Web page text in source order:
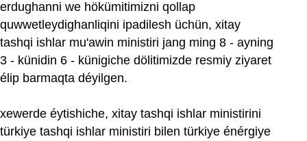
erdughanni we hökümitimizni qollap
quwwetleydighanliqini ipadilesh üchün, xitay
tashqi ishlar mu'awin ministiri jang ming 8 - ayning
3 - künidin 6 - künigiche dölitimizde resmiy ziyaret
élip barmaqta déyilgen.
xewerde éytishiche, xitay tashqi ishlar ministirini
türkiye tashqi ishlar ministiri bilen türkiye énérgiye